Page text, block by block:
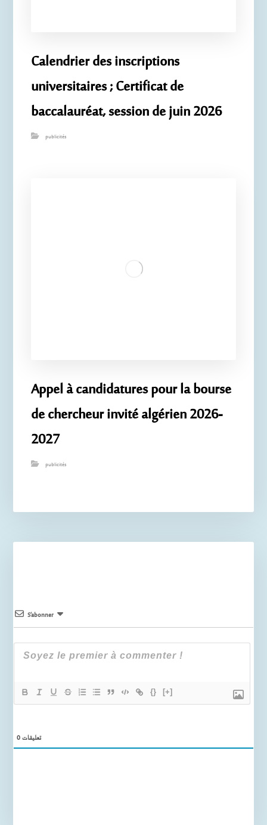
Calendrier des inscriptions
universitaires ; Certificat de
baccalauréat, session de juin 2026
publicités
Appel à candidatures pour la bourse
de chercheur invité algérien 2026-
2027
publicités
S’abonner
{} [+]
0تعليقات